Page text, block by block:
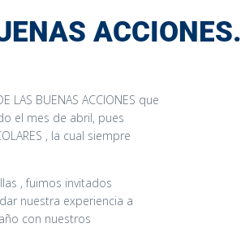
ACCIONES.
BUENAS ACCIONES que
el mes de abril, pues
, la cual siempre
, fuimos invitados
nuestra experiencia a
con nuestros